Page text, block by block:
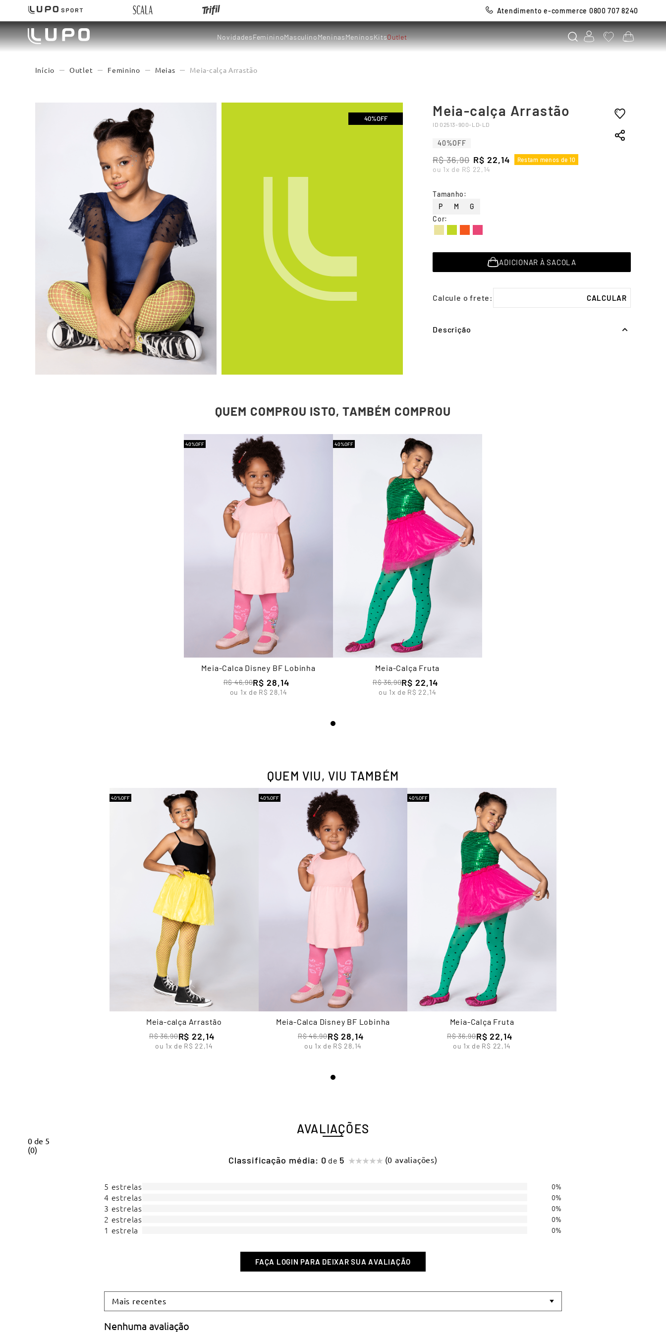
Atendimento e-commerce 0800 707 8240
NovidadesFemininoMasculinoMeninasMeninosKitsOutlet
Outlet Feminino Meias Meia-calça Arrastão
40%OFF Meia-calça Arrastão
ID 02513-900-LD-LD
40%OFF
R$ 36,90 R$ 22,14 Restam menos de 10
ou 1x de R$ 22,14
Cor:
Tamanho:
P
M G
ADICIONAR À SACOLA
Descrição
QUEM COMPROU ISTO, TAMBÉM COMPROU
40%OFF
Meia-Calca Disney BF Lobinha
R$ 46,90R$ 28,14
ou 1x de R$ 28,14
40%OFF
Meia-Calça Fruta
R$ 36,90R$ 22,14
ou 1x de R$ 22,14
QUEM VIU, VIU TAMBÉM
40%OFF
Meia-calça Arrastão
R$ 36,90R$ 22,14
ou 1x de R$ 22,14
40%OFF
Meia-Calca Disney BF Lobinha
R$ 46,90R$ 28,14
ou 1x de R$ 28,14
40%OFF
Meia-Calça Fruta
R$ 36,90R$ 22,14
ou 1x de R$ 22,14
AVALIAÇÕES
0 de 5
(0)
Classificação média: 0 (0 avaliações)
5 estrelas 0%
4 estrelas 0%
3 estrelas 0%
2 estrelas 0%
1 estrela 0%
Mais recentes
Nenhuma avaliação